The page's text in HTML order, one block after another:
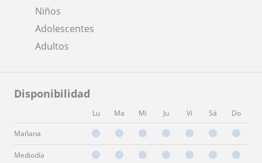
Niños
Adolescentes
Adultos
Disponibilidad
Lu Ma Mi Ju Vi Sá Do
Mañana
Mediodía